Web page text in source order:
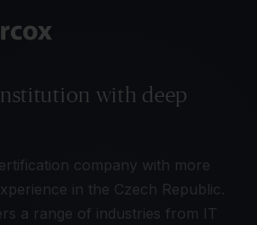
with deep
company with more
in the Czech Republic.
a range of industries from IT